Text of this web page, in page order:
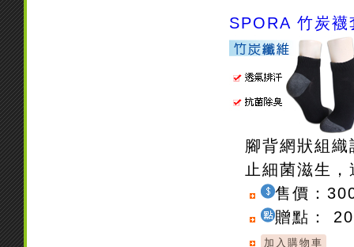
SPORA 竹炭
腳背網狀組
止細菌滋生
售價：
贈點：